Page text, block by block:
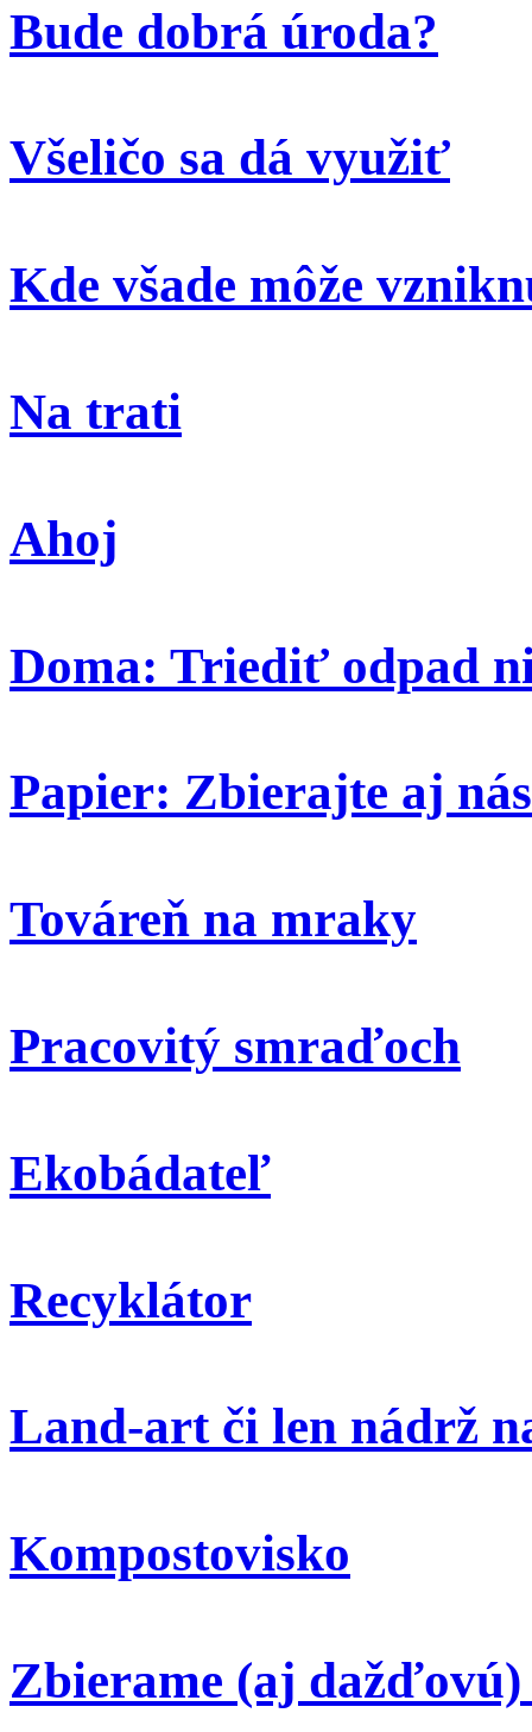
Bude dobrá úroda?
Všeličo sa dá využiť
Kde všade môže
Na trati
Ahoj
Doma: Triediť odpad
Papier: Zbierajte aj
Továreň na mraky
Pracovitý smraďoch
Ekobádateľ
Recyklátor
Land-art či len nádrž
Kompostovisko
Zbierame (aj